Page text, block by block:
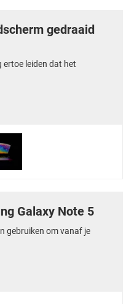
gedraaid
ertoe leiden dat het
Galaxy Note 5
gebruiken om vanaf je